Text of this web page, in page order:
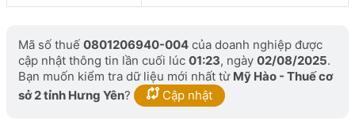
Mã số thuế 0801206940-004 của doanh nghiệp được
cập nhật thông tin lần cuối lúc 01:23, ngày 02/08/2025.
Bạn muốn kiểm tra dữ liệu mới nhất từ Mỹ Hào - Thuế cơ
sở 2 tỉnh Hưng Yên? Cập nhật